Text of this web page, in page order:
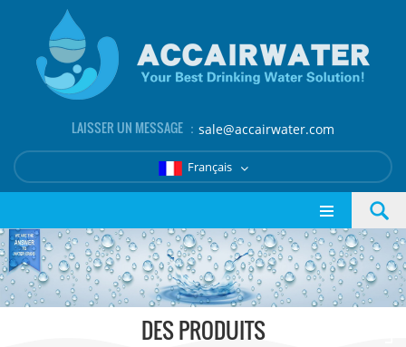
LAISSER UN MESSAGE ： sale@accairwater.com
Français
DES PRODUITS